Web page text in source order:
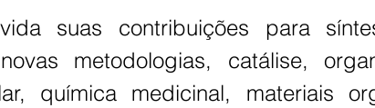
suas contribuições para
metodologias, catálise,
química medicinal, materiais